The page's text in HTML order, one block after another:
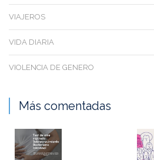
VIAJEROS
VIDA DIARIA
VIOLENCIA DE GENERO
Más comentadas